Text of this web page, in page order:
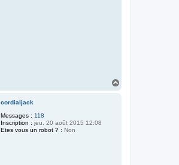
cordialjack
Messages : 118
Inscription : jeu. 20 août 2015 12:08
Etes vous un robot ? : Non